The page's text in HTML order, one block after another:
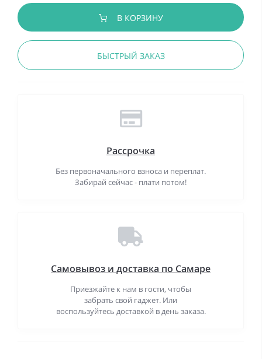
В КОРЗИНУ
БЫСТРЫЙ ЗАКАЗ
Рассрочка
Без первоначального взноса и переплат.
Забирай сейчас - плати потом!
Самовывоз и доставка по Самаре
Приезжайте к нам в гости, чтобы
забрать свой гаджет. Или
воспользуйтесь доставкой в день заказа.